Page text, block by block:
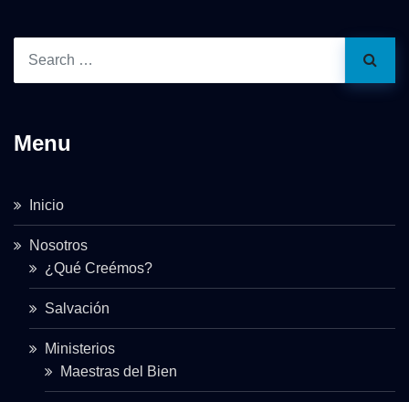
Menu
Inicio
Nosotros
¿Qué Creémos?
Salvación
Ministerios
Maestras del Bien